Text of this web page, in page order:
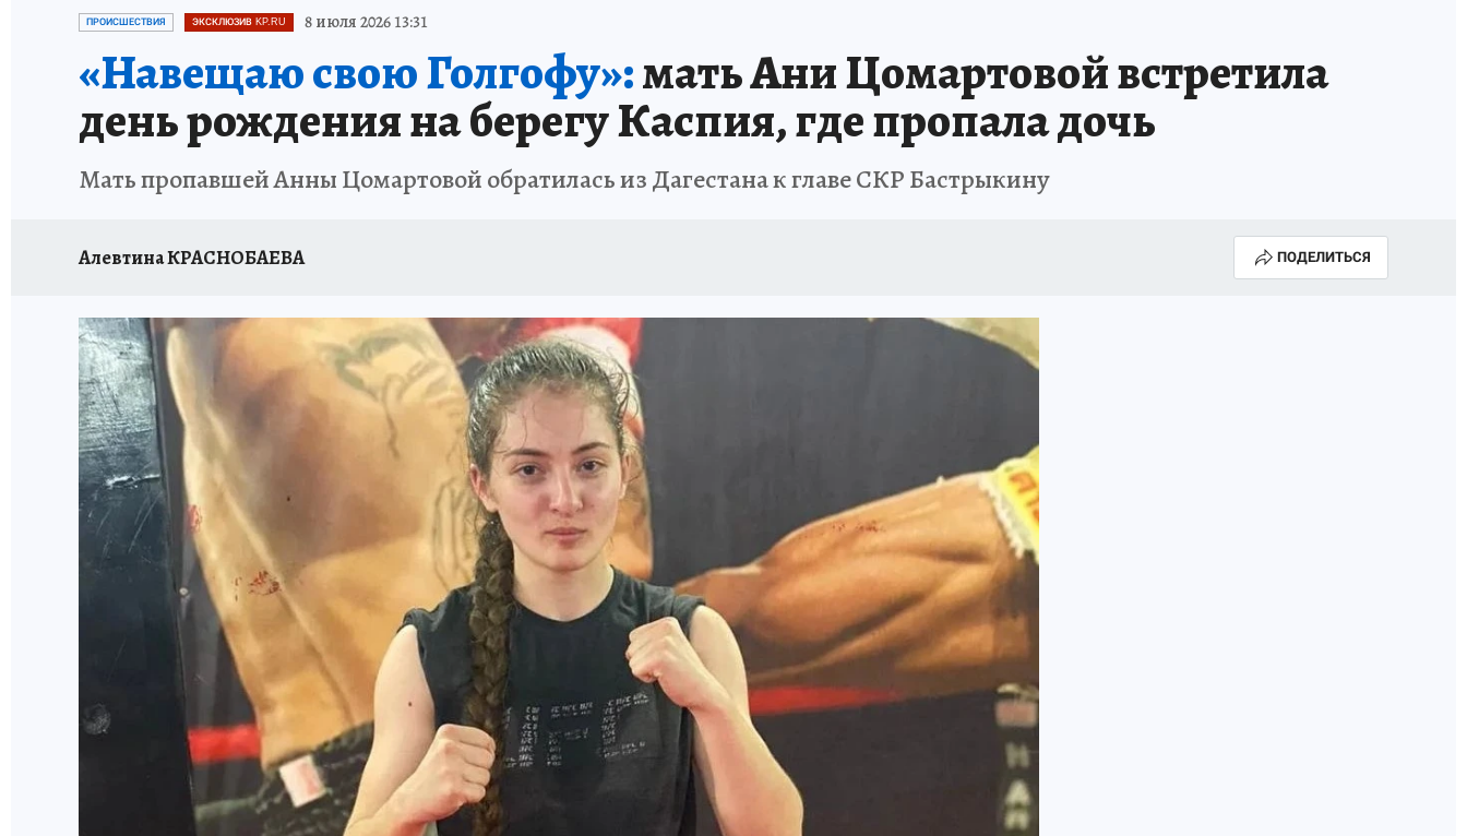
ПРОИСШЕСТВИЯ АФИША ИСПЫТАНО НА СЕБЕ
ПРОИСШЕСТВИЯ ЭКСКЛЮЗИВ KP.RU 8 июля 2026 13:31
«Навещаю свою Голгофу»:мать Ани Цомартовой встретила
день рождения на берегу Каспия, где пропала дочь
Мать пропавшей Анны Цомартовой обратилась из Дагестана к главе СКР Бастрыкину
Алевтина КРАСНОБАЕВА ПОДЕЛИТЬСЯ